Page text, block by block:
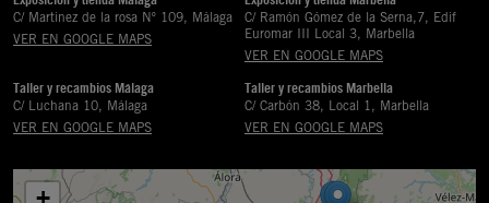
C/ Martinez de la rosa Nº 109, Málaga
VER EN GOOGLE MAPS
C/ Ramón Gómez de la Serna,7, Edif
Euromar III Local 3, Marbella
VER EN GOOGLE MAPS
Taller y recambios Málaga
C/ Luchana 10, Málaga
VER EN GOOGLE MAPS
Taller y recambios Marbella
C/ Carbón 38, Local 1, Marbella
VER EN GOOGLE MAPS